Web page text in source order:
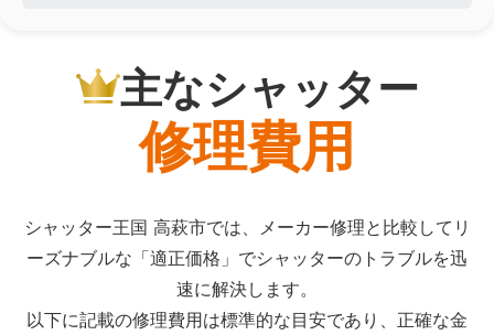
主なシャッター
修理費用
シャッター王国 高萩市では、メーカー修理と比較してリ
ーズナブルな「適正価格」でシャッターのトラブルを迅
速に解決します。
以下に記載の修理費用は標準的な目安であり、正確な金